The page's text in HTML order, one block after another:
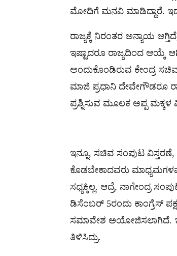
ಮೋದಿಗೆ ಮನವಿ ಮಾಡಿದ್ದಾರೆ.
ರಾಜ್ಯಕ್ಕೆ ನಿರಂತರ ಅನ್ಯಾಯ
ಇಷ್ಟಾದರೂ ರಾಜ್ಯದಿಂದ ಆಯ್ಕೆ
ಅಂದುಕೊಂಡಿರುವ ಕೇಂದ್ರ
ಮಾಜಿ ಪ್ರಧಾನಿ ದೇವೇಗೌಡರೂ
ಪ್ರಶ್ನಿಸುವ ಮೂಲಕ ಅಪ್ಪ ಮಕ್ಕಳ
ಇನ್ನೂ, ಸಚಿವ ಸಂಪುಟ
ಕೊಡಬೇಕಾದವರು
ಸಧ್ಯಕ್ಕಿಲ್ಲ. ಆದ್ರೆ, ನಾಗೇಂದ್ರ
ಡಿಸೆಂಬರ್ 5ರಂದು ಕಾಂಗ್ರೆಸ್
ಸಮಾವೇಶ ಅಯೋಜಿಸಲಾಗಿದೆ.
ತಿಳಿಸಿದ್ರು.